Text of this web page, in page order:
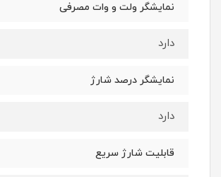
نمایشگر ولت و وات مصرفی
دارد
نمایشگر درصد شارژ
دارد
قابلیت شارژ سریع